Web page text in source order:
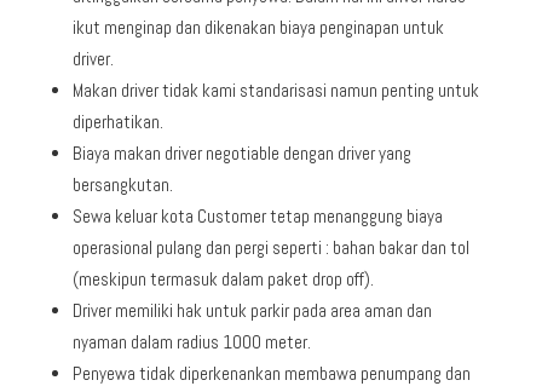
ikut menginap dan dikenakan biaya penginapan untuk
driver.
Makan driver tidak kami standarisasi namun penting untuk
diperhatikan.
Biaya makan driver negotiable dengan driver yang
bersangkutan.
Sewa keluar kota Customer tetap menanggung biaya
operasional pulang dan pergi seperti : bahan bakar dan tol
(meskipun termasuk dalam paket drop off).
Driver memiliki hak untuk parkir pada area aman dan
nyaman dalam radius 1000 meter.
Penyewa tidak diperkenankan membawa penumpang dan